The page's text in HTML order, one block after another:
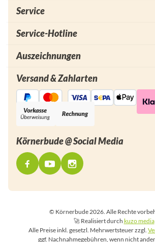
Service
Service-Hotline
Auszeichnungen
Versand & Zahlarten
Körnerbude @ Social Media
© Körnerbude 2026. Alle Rechte
🚀 Realisiert durch kuzo media
Alle Preise inkl. gesetzl. Mehrwertsteuer zzgl.
ggf. Nachnahmegebühren, wenn nicht